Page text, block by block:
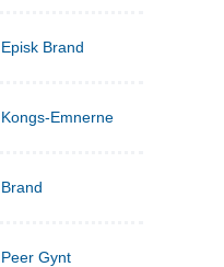
Episk Brand
Kongs-Emnerne
Brand
Peer Gynt